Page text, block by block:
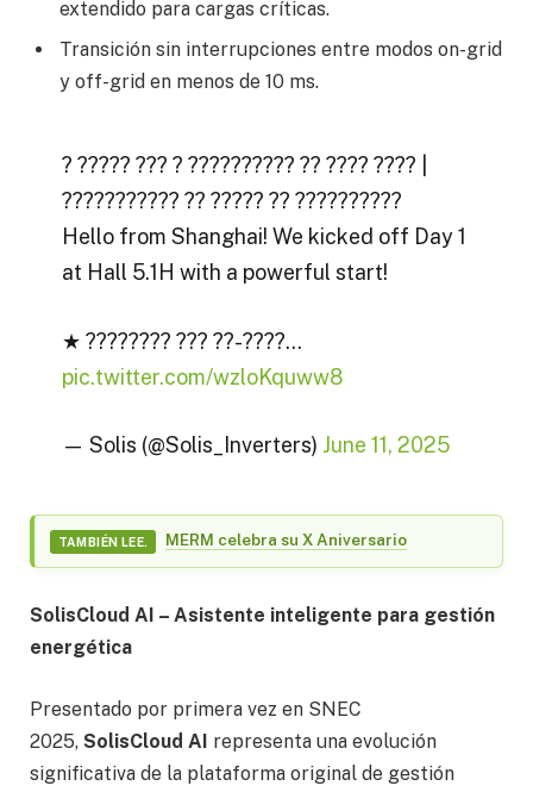
extendido para cargas críticas.
Transición sin interrupciones entre modos on-grid
y off-grid en menos de 10 ms.
? ????? ??? ? ?????????? ?? ???? ???? |
??????????? ?? ????? ?? ??????????
Hello from Shanghai! We kicked off Day 1
at Hall 5.1H with a powerful start!
★ ???????? ??? ??-????…
pic.twitter.com/wzloKquww8
— Solis (@Solis_Inverters) June 11, 2025
TAMBIÉN LEE. MERM celebra su X Aniversario
SolisCloud AI – Asistente inteligente para gestión
energética
Presentado por primera vez en SNEC
2025, SolisCloud AI representa una evolución
significativa de la plataforma original de gestión